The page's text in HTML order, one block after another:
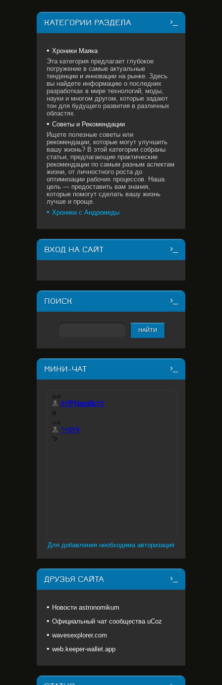
КАТЕГОРИИ РАЗДЕЛА
Хроники Маяка
Эта категория предлагает глубокое
погружение в самые актуальные
тенденции и инновации на рынке. Здесь
вы найдете информацию о последних
разработках в мире технологий, моды,
науки и многом другом, которые задают
тон для будущего развития в различных
областях.
Советы и Рекомендации
Ищете полезные советы или
рекомендации, которые могут улучшить
вашу жизнь? В этой категории собраны
статьи, предлагающие практические
рекомендации по самым разным аспектам
жизни, от личностного роста до
оптимизации рабочих процессов. Наша
цель — предоставить вам знания,
которые помогут сделать вашу жизнь
лучше и проще.
Хроники с Андромеды
ВХОД НА САЙТ
ПОИСК
МИНИ-ЧАТ
Для добавления необходима авторизация
ДРУЗЬЯ САЙТА
Новости astronomikum
Официальный чат сообщества uCoz
wavesexplorer.com
web.keeper-wallet.app